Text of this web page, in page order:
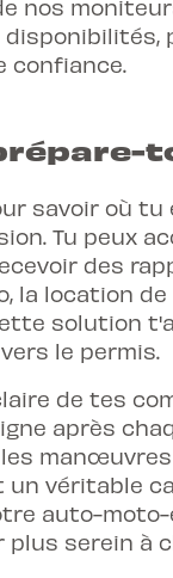
nos
confiance.
savoir où tu
. Tu peux
des
la location
solution
le permis.
de tes
après
véritable
auto-moto-
serein à